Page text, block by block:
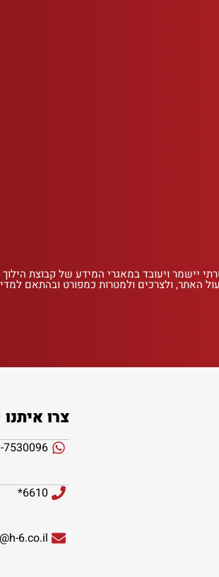
יישמר ויעובד במאגרי המידע של קבוצת
האתר, ולצרכים ולמטרות כמפורט ובהתאם
צרו
7530096
6610*
6.co.il